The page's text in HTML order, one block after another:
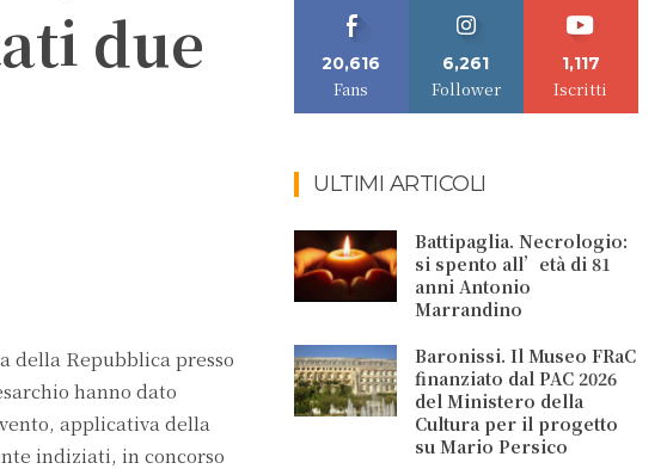
due
Repubblica presso
hanno dato
applicativa della
indiziati, in concorso
20,616
Fans
6,261
Follower
1,117
Iscritti
ULTIMI ARTICOLI
Battipaglia. Necrologio:
si spento all’età di 81
anni Antonio
Marrandino
Baronissi. Il Museo FRaC
finanziato dal PAC 2026
del Ministero della
Cultura per il progetto
su Mario Persico